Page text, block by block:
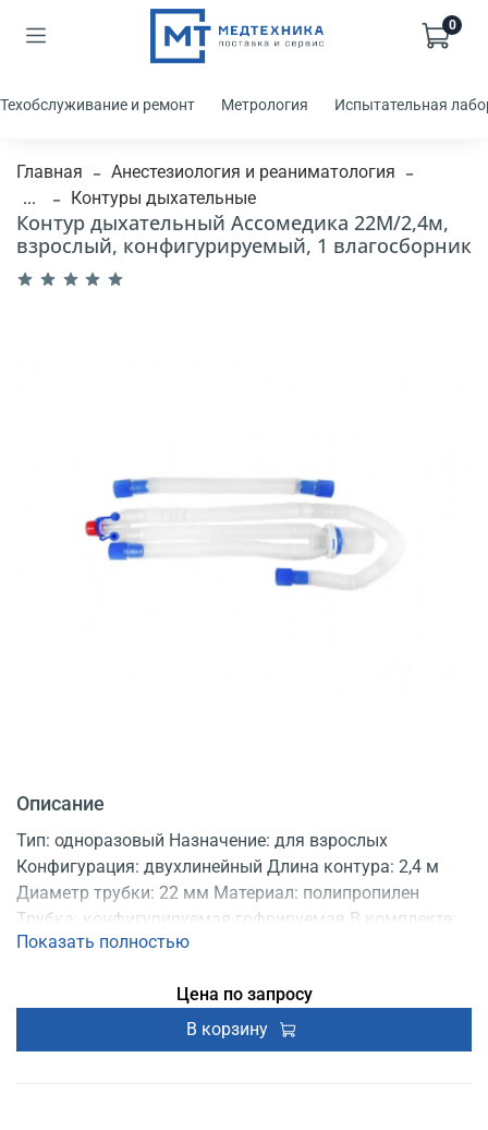
0
Техобслуживание и ремонт Метрология Испытательная
Главная
Анестезиология и реаниматология
...
Контуры дыхательные
Контур дыхательный Ассомедика 22М/2,4м,
взрослый, конфигурируемый, 1 влагосборник
Описание
Тип: одноразовый Назначение: для взрослых
Конфигурация: двухлинейный Длина контура: 2,4 м
Диаметр трубки: 22 мм Материал: полипропилен
Трубка: конфигурируемая гофрируемая В комплекте:
влагосборник Продаются: по 25 шт. Регистрационное
Показать полностью
Цена по запросу
В корзину